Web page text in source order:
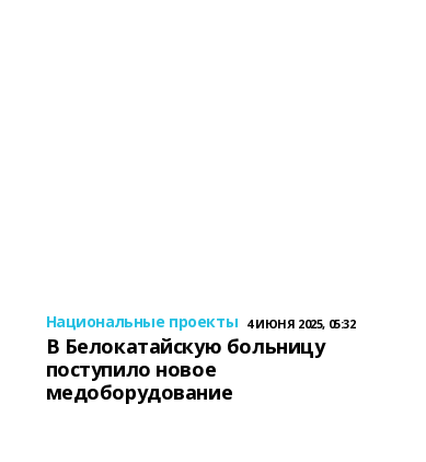
Национальные проекты 4 ИЮНЯ 2025, 05:32
В Белокатайскую больницу
поступило новое
медоборудование